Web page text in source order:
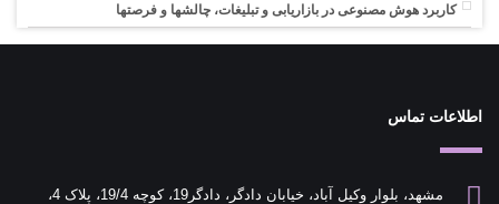
کاربرد هوش مصنوعی در بازاریابی و تبلیغات، چالشها و فرصتها
اطلاعات تماس
مشهد، بلوار وکیل آباد، خیابان دادگر، دادگر19، کوچه 19/4، پلاک 4،